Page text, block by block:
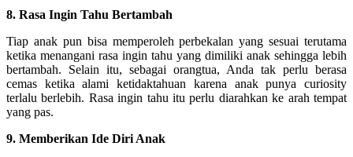
8. Rasa Ingin Tahu Bertambah
Tiap anak pun bisa memperoleh perbekalan yang sesuai terutama
ketika menangani rasa ingin tahu yang dimiliki anak sehingga lebih
bertambah. Selain itu, sebagai orangtua, Anda tak perlu berasa
cemas ketika alami ketidaktahuan karena anak punya curiosity
terlalu berlebih. Rasa ingin tahu itu perlu diarahkan ke arah tempat
yang pas.
9. Memberikan Ide Diri Anak